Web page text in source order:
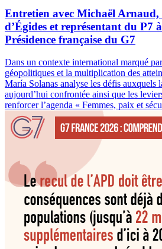
Entretien avec Michaël Arnaud,
d’Égides et représentant du P7
Présidence française du G7
Dans un contexte international marqué
géopolitiques et la multiplication des
María Solanas analyse les défis auxquels
aujourd’hui confrontée ainsi que les
renforcer l’agenda « Femmes, paix et